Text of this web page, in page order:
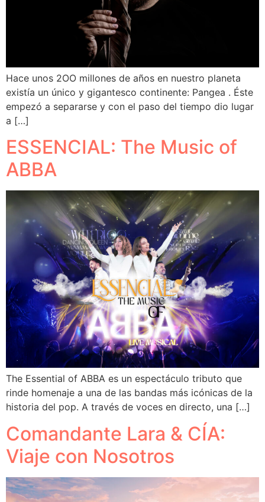
Hace unos 2OO millones de años en nuestro planeta
existía un único y gigantesco continente: Pangea . Éste
empezó a separarse y con el paso del tiempo dio lugar
a […]
ESSENCIAL: The Music of
ABBA
The Essential of ABBA es un espectáculo tributo que
rinde homenaje a una de las bandas más icónicas de la
historia del pop. A través de voces en directo, una […]
Comandante Lara & CÍA:
Viaje con Nosotros